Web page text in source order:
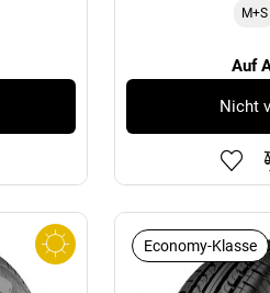
M+S
Auf
Nicht
Economy-Klasse